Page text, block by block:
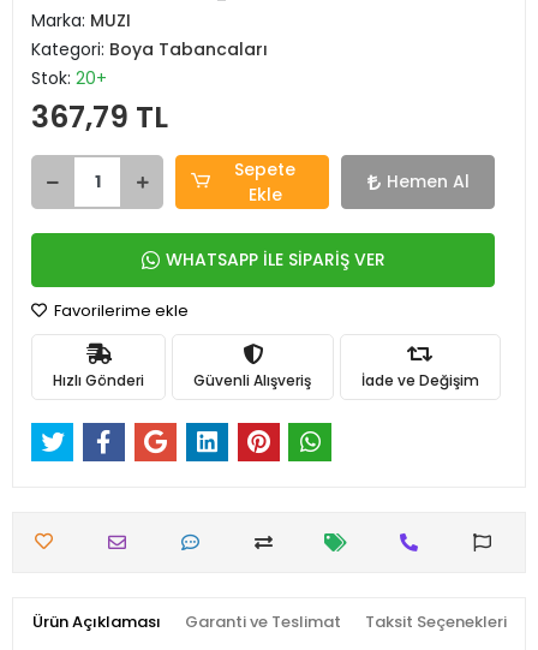
Marka: MUZI
Kategori: Boya Tabancaları
Stok: 20+
367,79 TL
Sepete
Ekle
Hemen Al
WHATSAPP İLE SİPARİŞ VER
Favorilerime ekle
Hızlı Gönderi Güvenli Alışveriş İade ve Değişim
Ürün Açıklaması Garanti ve Teslimat Taksit Seçenekleri